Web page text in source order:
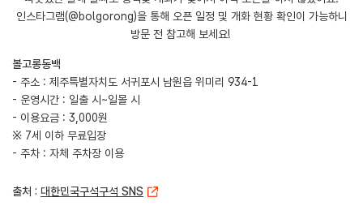
인스타그램(@bolgorong)을 통해 오픈 일정 및 개화 현황 확인이 가능하니
방문 전 참고해 보세요!
볼고롱동백
- 주소 : 제주특별자치도 서귀포시 남원읍 위미리 934-1
- 운영시간 : 일출 시~일몰 시
- 이용요금 : 3,000원
※ 7세 이하 무료입장
- 주차 : 자체 주차장 이용
출처 : 대한민국구석구석 SNS